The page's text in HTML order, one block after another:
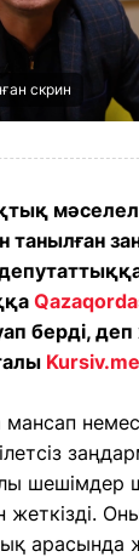
скрин
танылған
берді,
шешімдер
жеткізді.
арасында